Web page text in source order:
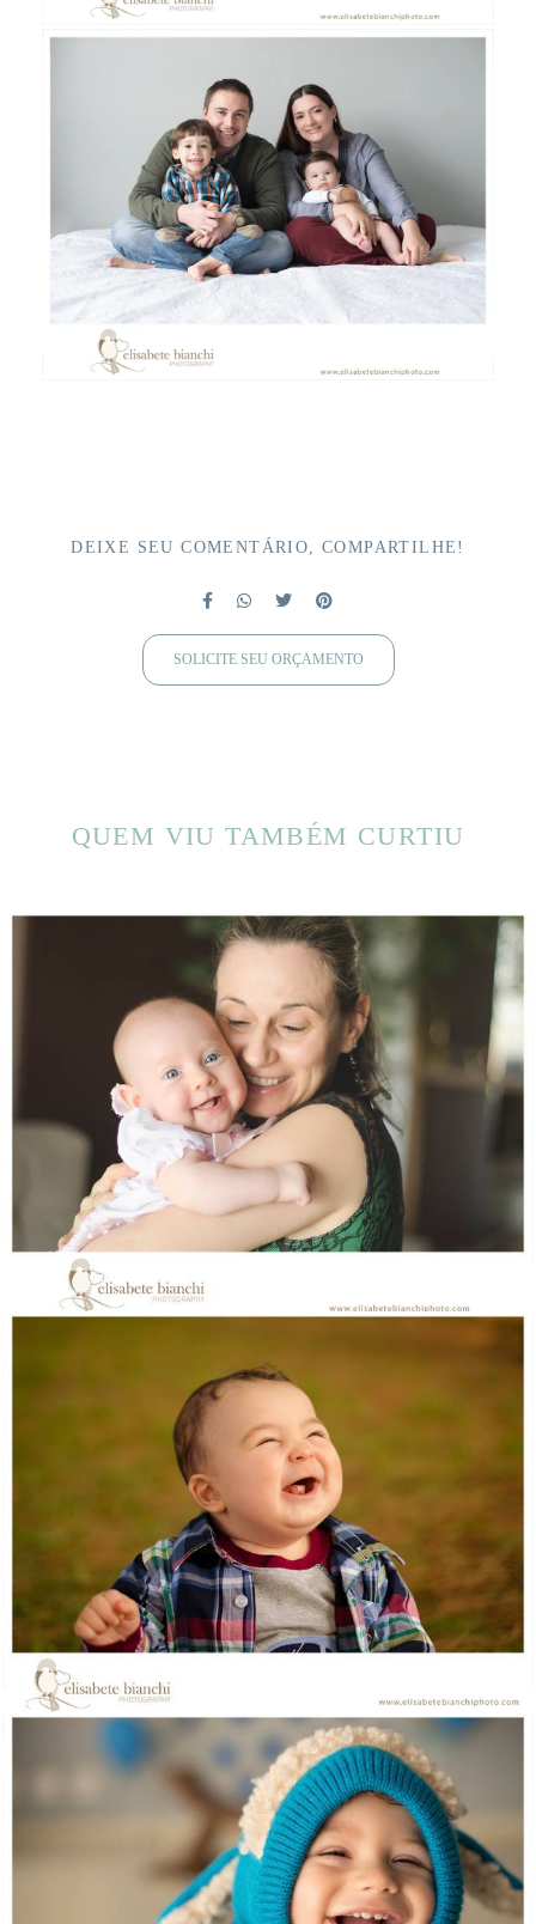
DEIXE SEU COMENTÁRIO, COMPARTILHE!
SOLICITE SEU ORÇAMENTO
QUEM VIU TAMBÉM CURTIU
1231 0
1694 0